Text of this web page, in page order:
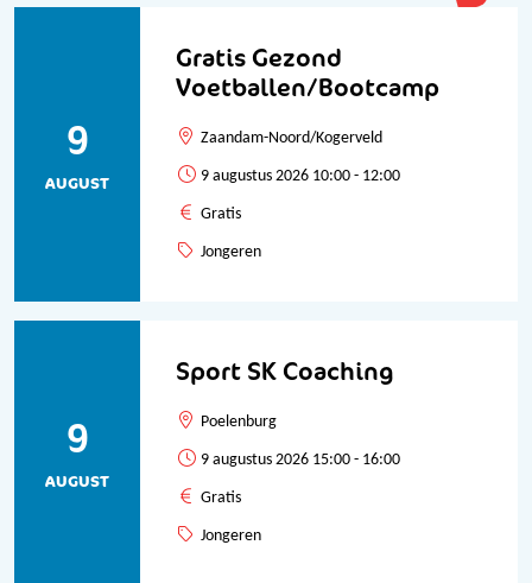
Gratis Gezond
Voetballen/Bootcamp
9
AUGUST
Zaandam-Noord/Kogerveld
9 augustus 2026 10:00 - 12:00
Gratis
Jongeren
Sport SK Coaching
9
AUGUST
Poelenburg
9 augustus 2026 15:00 - 16:00
Gratis
Jongeren